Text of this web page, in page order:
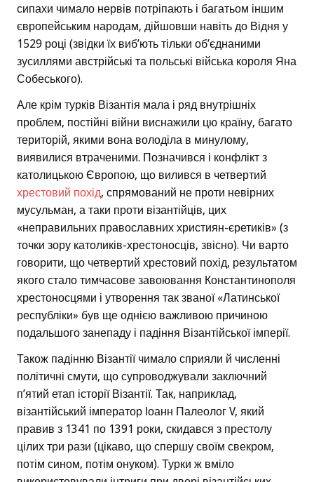
сипахи чимало нервів потріпають і багатьом іншим
європейським народам, дійшовши навіть до Відня у
1529 році (звідки їх виб’ють тільки об’єднаними
зусиллями австрійські та польські війська короля Яна
Собеського).
Але крім турків Візантія мала і ряд внутрішніх
проблем, постійні війни виснажили цю країну, багато
територій, якими вона володіла в минулому,
виявилися втраченими. Позначився і конфлікт з
католицькою Європою, що вилився в четвертий
хрестовий похід, спрямований не проти невірних
мусульман, а таки проти візантійців, цих
«неправильних православних християн-єретиків» (з
точки зору католиків-хрестоносців, звісно). Чи варто
говорити, що четвертий хрестовий похід, результатом
якого стало тимчасове завоювання Константинополя
хрестоносцями і утворення так званої «Латинської
республіки» був ще однією важливою причиною
подальшого занепаду і падіння Візантійської імперії.
Також падінню Візантії чимало сприяли й численні
політичні смути, що супроводжували заключний
п’ятий етап історії Візантії. Так, наприклад,
візантійський імператор Іоанн Палеолог V, який
правив з 1341 по 1391 роки, скидався з престолу
цілих три рази (цікаво, що спершу своїм свекром,
потім сином, потім онуком). Турки ж вміло